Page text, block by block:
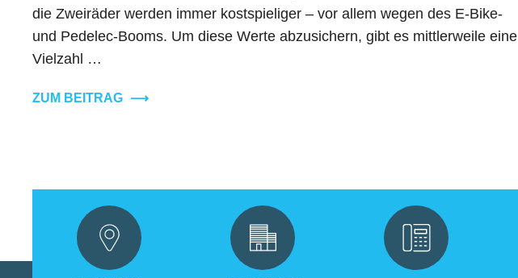
die Zweiräder werden immer kostspieliger – vor allem wegen des E-Bike-
und Pedelec-Booms. Um diese Werte abzusichern, gibt es mittlerweile eine
Vielzahl …
ZUM BEITRAG ⟶